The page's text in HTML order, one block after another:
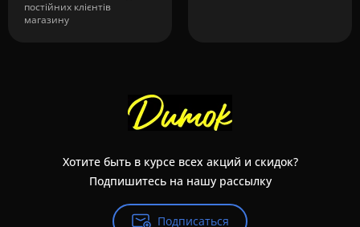
постійних клієнтів
магазину
Хотите быть в курсе всех акций и скидок?
Подпишитесь на нашу рассылку
Подписаться